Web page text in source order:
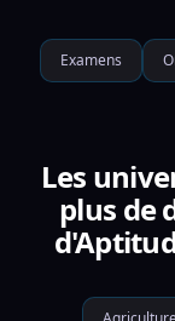
Examens
Les
plus de